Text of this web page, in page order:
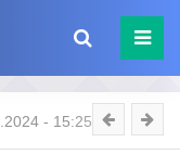
- 15:25